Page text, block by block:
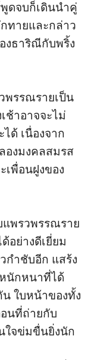
ดจบก็เดินนำคู่
ทายและกล่าว
งธาริณีกับพริ้ง
พรรณรายเป็น
ช้าอาจจะไม่
ด้ เนื่องจาก
องมงคลสมรส
เพื่อนฝูงของ
แพรวพรรณราย
อย่างดีเยี่ยม
กำชับอีก แสร้ง
นักหนาที่ได้
ใบหน้าของทั้ง
นที่ถ่ายกับ
ใจข่มขื่นยิ่งนัก